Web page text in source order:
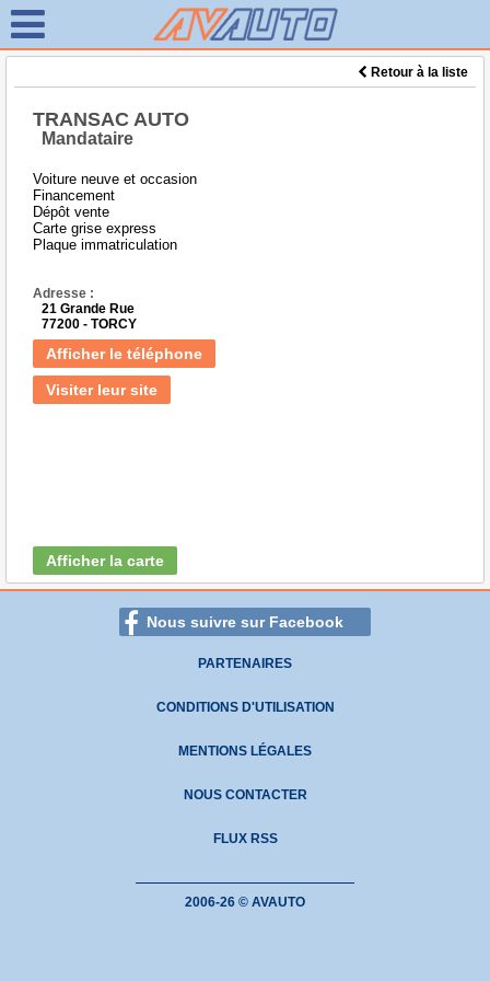
Retour à la liste
TRANSAC AUTO
Mandataire
Voiture neuve et occasion
Financement
Dépôt vente
Carte grise express
Plaque immatriculation
Adresse :
21 Grande Rue
77200 - TORCY
Afficher le téléphone
Visiter leur site
Afficher la carte
Nous suivre sur Facebook
PARTENAIRES
CONDITIONS D'UTILISATION
MENTIONS LÉGALES
NOUS CONTACTER
FLUX RSS
2006-26 © AVAUTO